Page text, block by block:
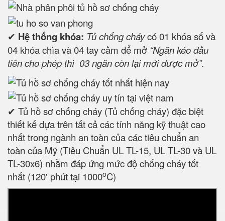
✔ Hệ thống khóa: Tủ chống cháycó 01 khóa số và
04 khóa chìa và 04 tay cầm để mở “Ngăn kéo đầu
tiên cho phép thì 03 ngăn còn lại mới được mở”.
✔ Tủ hồ sơ chống cháy (Tủ chống cháy) đặc biệt
thiết kế dựa trên tất cả các tính năng kỹ thuật cao
nhất trong ngành an toàn của các tiêu chuẩn an
toàn của Mỹ (Tiêu Chuẩn UL TL-15, UL TL-30 và UL
TL-30x6) nhằm đáp ứng mức độ chống cháy tốt
nhất (120' phút tại 1000oC)